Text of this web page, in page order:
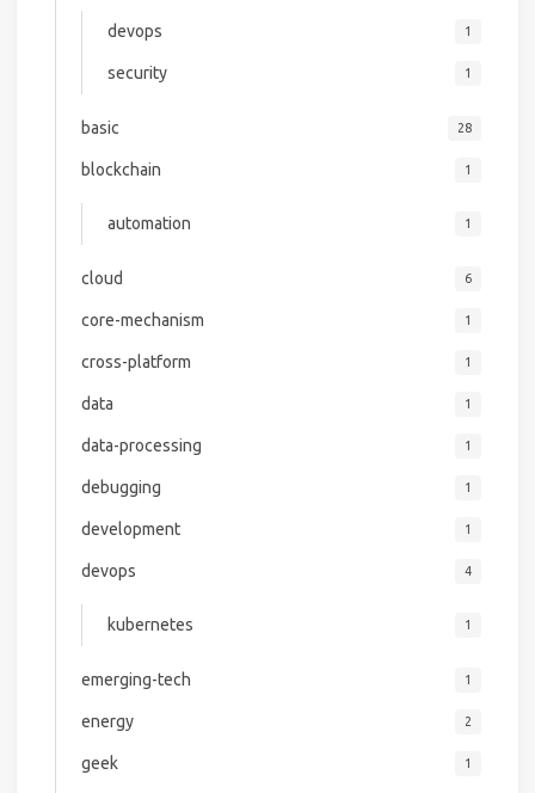
devops 1
security 1
basic 28
blockchain 1
automation 1
cloud 6
core-mechanism 1
cross-platform 1
data 1
data-processing 1
debugging 1
development 1
devops 4
kubernetes 1
emerging-tech 1
energy 2
geek 1